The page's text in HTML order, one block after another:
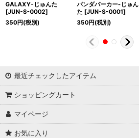
GALAXY-じゅんた
[JUN-S-0002]
350円(税別)
パンダパーカー-じゅん
た [JUN-S-0001]
350円(税別)
最近チェックしたアイテム
ショッピングカート
マイページ
お気に入り